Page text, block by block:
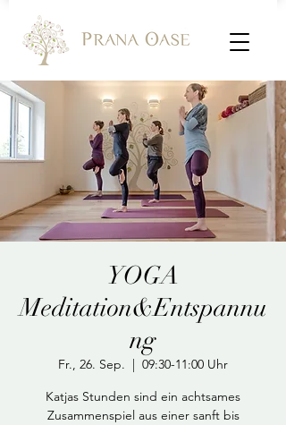
YOGA
Meditation&Entspannu
ng
Fr., 26. Sep.
  |
09:30-11:00 Uhr
Katjas Stunden sind ein achtsames
Zusammenspiel aus einer sanft bis